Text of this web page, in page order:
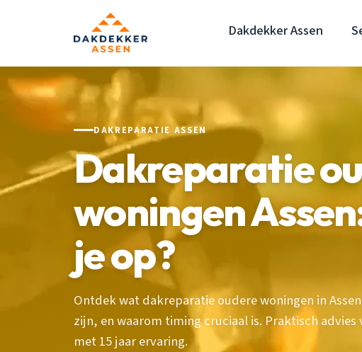
Dakdekker Assen
DAKREPARATIE ASSEN
Dakreparatie
woningen
je op?
Ontdek wat dakreparatie oudere woningen in
zijn, en waarom timing cruciaal is. Praktisch
met 15 jaar ervaring.